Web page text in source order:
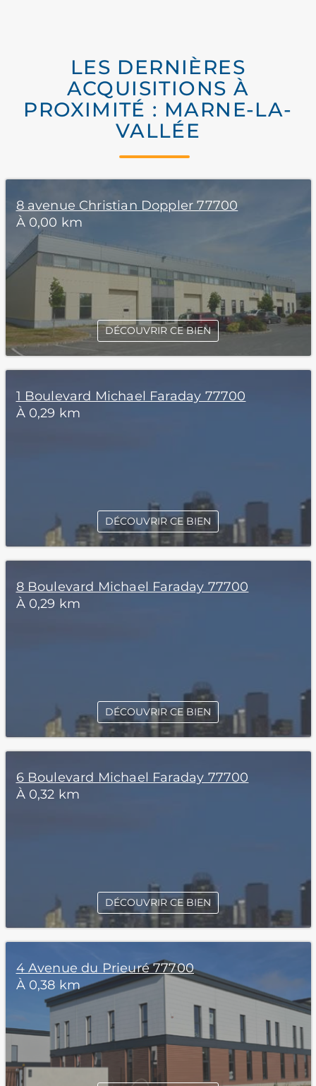
LES DERNIÈRES
ACQUISITIONS À
PROXIMITÉ : MARNE-LA-
VALLÉE
8 avenue Christian Doppler 77700
À 0,00 km
DÉCOUVRIR CE BIEN
1 Boulevard Michael Faraday 77700
À 0,29 km
DÉCOUVRIR CE BIEN
8 Boulevard Michael Faraday 77700
À 0,29 km
DÉCOUVRIR CE BIEN
6 Boulevard Michael Faraday 77700
À 0,32 km
DÉCOUVRIR CE BIEN
4 Avenue du Prieuré 77700
À 0,38 km